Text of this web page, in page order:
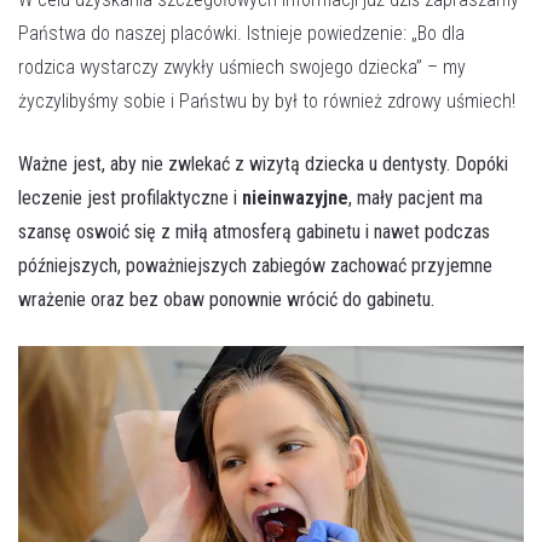
Państwa do naszej placówki. Istnieje powiedzenie: „Bo dla
rodzica wystarczy zwykły uśmiech swojego dziecka” – my
życzylibyśmy sobie i Państwu by był to również zdrowy uśmiech!
Ważne jest, aby nie zwlekać z wizytą dziecka u dentysty. Dopóki
leczenie jest profilaktyczne i nieinwazyjne, mały pacjent ma
szansę oswoić się z miłą atmosferą gabinetu i nawet podczas
późniejszych, poważniejszych zabiegów zachować przyjemne
wrażenie oraz bez obaw ponownie wrócić do gabinetu.